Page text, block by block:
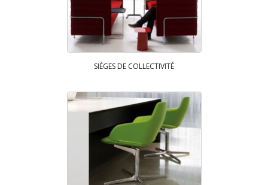
SIÈGES DE COLLECTIVITÉ